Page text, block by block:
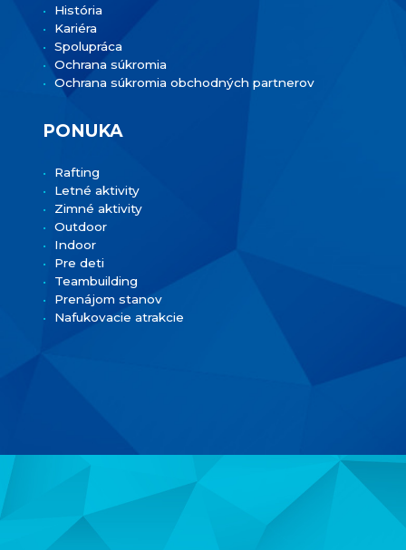
História
Kariéra
Spolupráca
Ochrana súkromia
Ochrana súkromia obchodných partnerov
PONUKA
Rafting
Letné aktivity
Zimné aktivity
Outdoor
Indoor
Pre deti
Teambuilding
Prenájom stanov
Nafukovacie atrakcie